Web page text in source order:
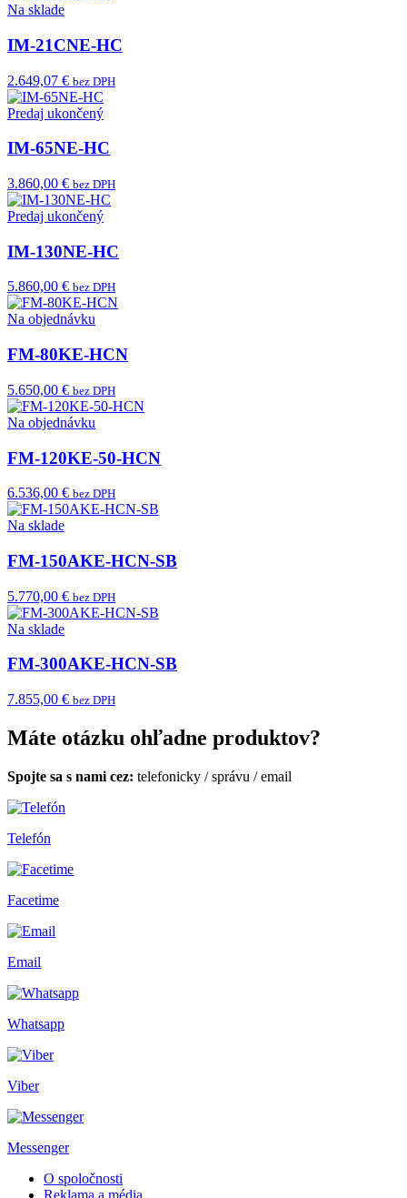
Na sklade
IM-21CNE-HC
2.649,07 € bez DPH
Predaj ukončený
IM-65NE-HC
3.860,00 € bez DPH
Predaj ukončený
IM-130NE-HC
5.860,00 € bez DPH
Na objednávku
FM-80KE-HCN
5.650,00 € bez DPH
Na objednávku
FM-120KE-50-HCN
6.536,00 € bez DPH
Na sklade
FM-150AKE-HCN-SB
5.770,00 € bez DPH
Na sklade
FM-300AKE-HCN-SB
7.855,00 € bez DPH
Máte otázku ohľadne produktov?
Spojte sa s nami cez: telefonicky /správu /email
Telefón
Facetime
Email
Whatsapp
Viber
Messenger
O spoločnosti
Reklama a média